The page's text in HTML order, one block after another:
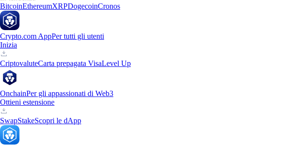
BitcoinEthereumXRPDogecoinCronos
Crypto.com AppPer tutti gli utenti
Inizia
CriptovaluteCarta prepagata VisaLevel Up
OnchainPer gli appassionati di Web3
Ottieni estensione
SwapStakeScopri le dApp